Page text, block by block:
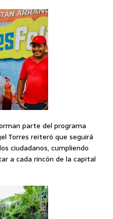
parte del programa
Torres reiteró que seguirá
ciudadanos, cumpliendo
a cada rincón de la capital